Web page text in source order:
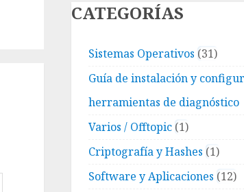
CATEGORÍAS
Sistemas Operativos 31
Guía de instalación y
herramientas de diagnóstico
Varios / Offtopic 1
Criptografía y Hashes 1
Software y Aplicaciones 12